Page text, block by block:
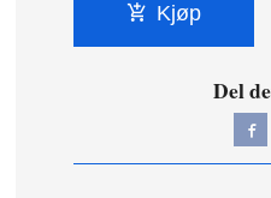
Kjøp
Del